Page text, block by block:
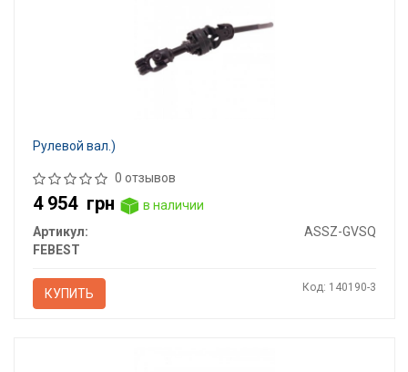
Рулевой вал.)
0 отзывов
4 954 грн
в наличии
Артикул:
ASSZ-GVSQ
FEBEST
КУПИТЬ Код: 140190-3